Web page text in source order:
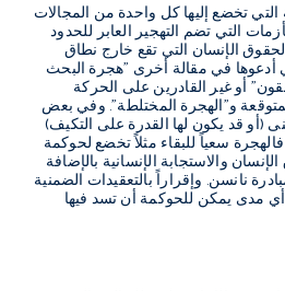
تخضع إليها كل واحدة من المجالات
التي تضم التهجير العابر للحدود
لحقوق الإنسان التي تقع خارج نطاق
أدعوها في مقالة أخرى "هجرة البحث
أو غير القادرين على الحركة
و"الهجرة المختلطة". وفي بعض
(أو قد يكون لها القدرة على التكيف)
سعياً للبقاء مثلاً تخضع لحوكمة
والاستجابة الإنسانية بالإضافة
نانسن. وإقراراً بالتعقيدات الضمنية
أي مدى يمكن للحوكمة أن تسد فيها